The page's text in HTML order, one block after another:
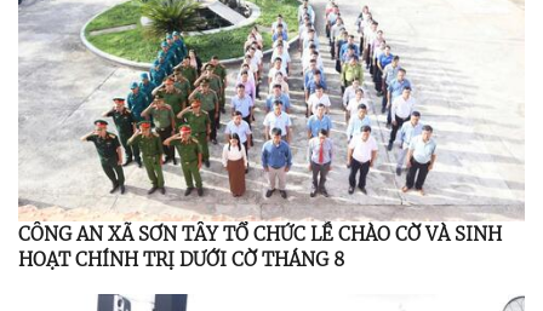
CÔNG AN XÃ SƠN TÂY TỔ CHỨC LỄ CHÀO CỜ VÀ SINH
HOẠT CHÍNH TRỊ DƯỚI CỜ THÁNG 8